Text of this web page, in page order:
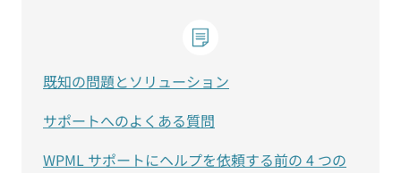
既知の問題とソリューション
サポートへのよくある質問
WPML サポートにヘルプを依頼する前の 4 つの